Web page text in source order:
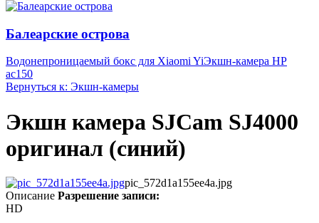
Балеарские острова
Водонепроницаемый бокс для Xiaomi YiЭкшн-камера HP
ac150
Вернуться к: Экшн-камеры
Экшн камера SJCam SJ4000
оригинал (синий)
pic_572d1a155ee4a.jpg
Описание Разрешение записи:
HD